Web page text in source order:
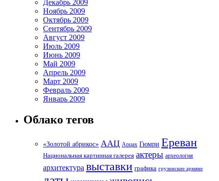
Декабрь 2009
Ноябрь 2009
Октябрь 2009
Сентябрь 2009
Август 2009
Июль 2009
Июнь 2009
Май 2009
Апрель 2009
Март 2009
Февраль 2009
Январь 2009
Облако тегов
«Золотой абрикос» ААЦ Арцах Гюмри Ереван
Национальная картинная галерея актеры археология
архитектура выставки графика грузинские армяне